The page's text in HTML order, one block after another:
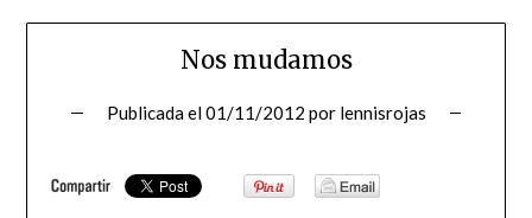
Nos mudamos
Publicada el01/11/2012 por lennisrojas